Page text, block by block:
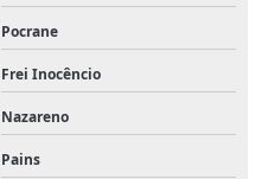
Pocrane
Frei Inocêncio
Nazareno
Pains